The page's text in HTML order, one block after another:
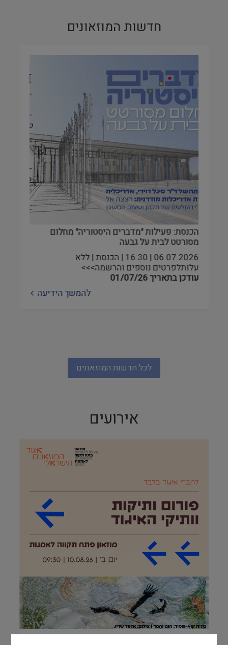
חדשות המוזאונים
הכנסת: פעילות "מדברים היסטוריה" מחלום
מסורטט לבית על גבעה
06.07.2026 | 16:30 | הכנסת | ללא
עלותלפרטים נוספים והרשמה>>>
עודכן בתאריך01/07/26
להמשך הידיעה
לכל חדשות המוזאונים
אירועים